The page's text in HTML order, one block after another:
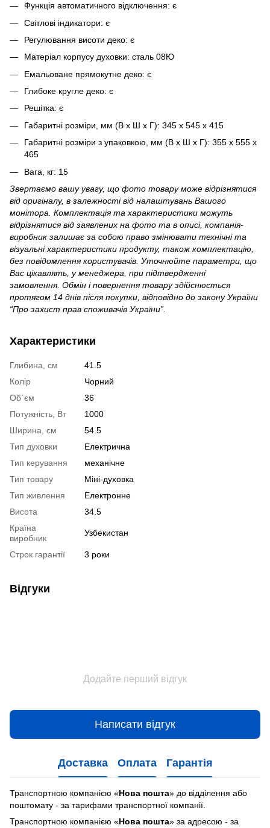
Функція автоматичного відключення: є
Світлові індикатори: є
Регулювання висоти деко: є
Матеріал корпусу духовки: сталь 08Ю
Емальоване прямокутне деко: є
Глибоке кругле деко: є
Решітка: є
Габаритні розміри, мм (В х Ш х Г): 345 x 545 x 415
Габаритні розміри з упаковкою, мм (В х Ш х Г): 355 x 555 x
465
Вага, кг: 15
Звертаємо вашу увагу, що фото товару може відрізнятися
від оригіналу, в залежності від налаштувань Вашого
монітора. Комплектація та характеристики можуть
відрізнятися від заявлених на фото та в описі, компанія-
виробник залишає за собою право змінювати технічні та
візуальні характеристики продукту, також комплектацію,
без повідомлення користувачів. Уточнюйте параметри, що
Вас цікавлять, у менеджера, при підтвердженні
замовлення. Обмін і повернення товару здійснюється
протягом 14 днів після покупки, відповідно до закону України
“Про захист прав споживачів України”.
Характеристики
Глибина, см
41.5
Колір
Чорний
Об`єм
36
Потужність, Вт
1000
Ширина, см
54.5
Тип духовки
Електрична
Тип керування
механічне
Тип товару
Міні-духовка
Тип живлення
Електронне
Висота
34.5
Країна
виробник
Узбекистан
Строк гарантії 3 роки
Відгуки
Додайте перший відгук
Написати відгук
Доставка Оплата Гарантія
Транспортною компанією «Нова пошта» до відділення або
поштомату - за тарифами транспортної компанії.
Транспортною компанією «Нова пошта» за адресою - за